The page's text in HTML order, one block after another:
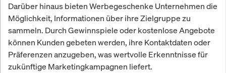
Darüber hinaus bieten Werbegeschenke Unternehmen die
Möglichkeit, Informationen über ihre Zielgruppe zu
sammeln. Durch Gewinnspiele oder kostenlose Angebote
können Kunden gebeten werden, ihre Kontaktdaten oder
Präferenzen anzugeben, was wertvolle Erkenntnisse für
zukünftige Marketingkampagnen liefert.